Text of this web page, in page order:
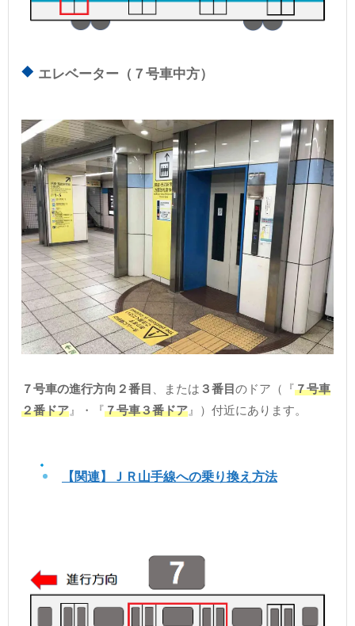
エレベーター（７号車中方）
７号車の進行方向２番目 、または ３番目 のドア（『７号車
２番ドア 』・『７号車３番ドア 』）付近にあります。
【関連】ＪＲ山手線への乗り換え方法